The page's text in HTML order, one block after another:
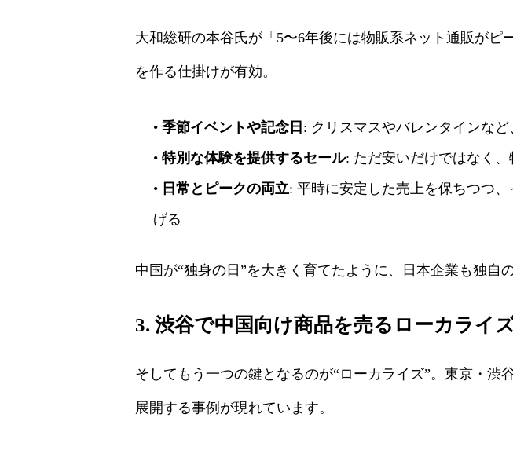
大和総研の本谷氏が「5〜6年後には物販系ネット通販が
を作る仕掛けが有効。
•季節イベントや記念日 : クリスマスやバレンタインな
•特別な体験を提供するセール: ただ安いだけではなく
• 日常とピークの両立: 平時に安定した売上を保ちつつ
げる
中国が“独身の日”を大きく育てたように、日本企業も独自
3. 渋谷で中国向け商品を売るローカライ
そしてもう一つの鍵となるのが“ローカライズ”。東京・
展開する事例が現れています。